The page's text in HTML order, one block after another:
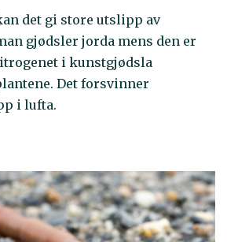
det gi store utslipp av
gjødsler jorda mens den er
i kunstgjødsla
Det forsvinner
i lufta.